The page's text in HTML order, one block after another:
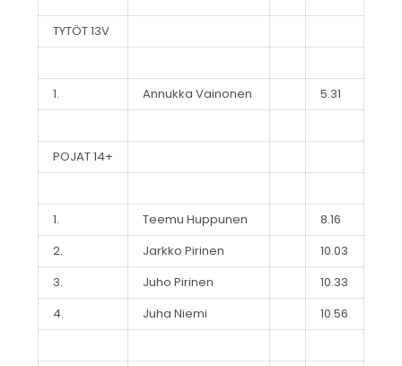
TYTÖT 13V
1. Annukka Vainonen 5.31
POJAT 14+
1. Teemu Huppunen
8.16
2.
Jarkko Pirinen
10.03
3.
Juho Pirinen
10.33
4.
Juha Niemi 10.56